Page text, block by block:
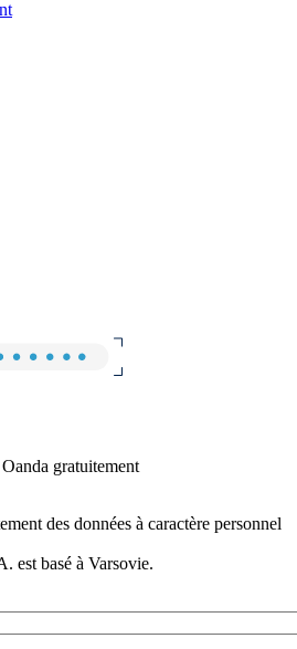
gratuitement
des données à caractère personnel
est basé à Varsovie.